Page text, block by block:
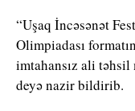
“Uşaq İncəsənət
Olimpiadası
imtahansız ali
deyə nazir bildirib.